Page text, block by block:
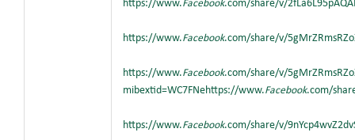
https://www.Facebook.com/share/v/
https://www.Facebook.com/share/v/
https://www.Facebook.com/share/v/
mibextid=WC7FNehttps://www.Facebook.com/
https://www.Facebook.com/share/v/